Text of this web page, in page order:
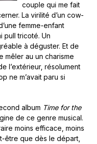
couple qui me fait
La virilité d’un cow-
femme-enfant
pull tricoté. Un
à déguster. Et de
mêler au un charisme
l’extérieur, résolument
ne m’avait paru si
album Time for the
de ce genre musical.
moins efficace, moins
être que dès le départ,